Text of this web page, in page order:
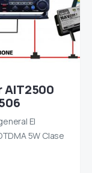
AIT2500
El
5W Clase